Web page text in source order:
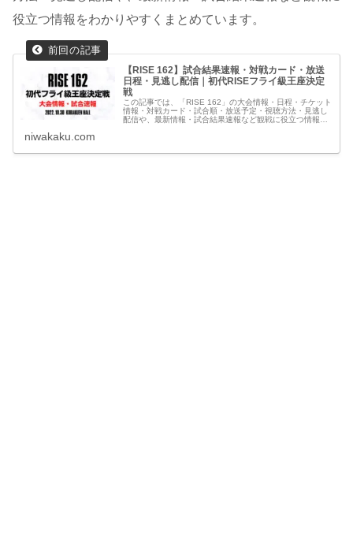
役立つ情報をわかりやすくまとめています。
【RISE 162】試合結果速報・対戦カード・放送
日程・見逃し配信｜初代RISEフライ級王座決定
戦
この記事では、「RISE 162」の大会情報・日程・チケット
情報・対戦カード・試合順・放送予定・視聴方法・見逃し
配信や、最新情報・試合結果速報など観戦に役立つ情報を
niwakaku.com